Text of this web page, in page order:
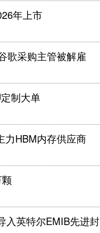
年上市
歌采购主管被解雇
制大单
力HBM内存供应商
入英特尔EMIB先进